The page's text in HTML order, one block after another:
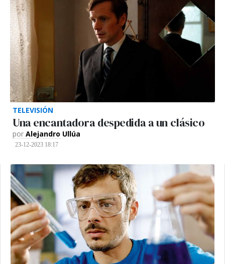
TELEVISIÓN
Una encantadora despedida a un clásico
por Alejandro Ullúa
23-12-2023 18:17